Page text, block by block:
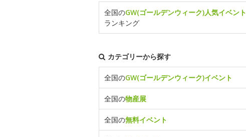
全国のGW(ゴールデンウィーク)人気イベント
ランキング
カテゴリーから探す
全国のGW(ゴールデンウィーク)イベント
全国の物産展
全国の無料イベント